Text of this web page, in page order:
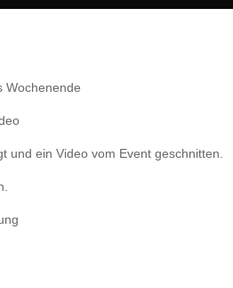
Wochenende
und ein Video vom Event geschnitten.